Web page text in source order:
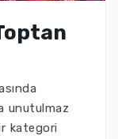
unutulmaz
kategori